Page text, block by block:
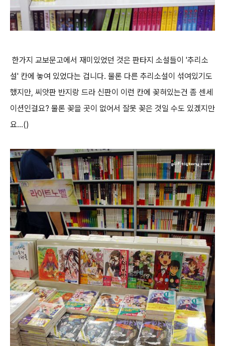
한가지 교보문고에서 재미있었던 것은 판타지 소설들이 '추리소
설' 칸에 놓여 있었다는 겁니다. 물론 다른 추리소설이 섞여있기도
했지만, 씨앗판 반지랑 드라 신판이 이런 칸에 꽂혀있는건 좀 센세
이션인걸요? 물론 꽂을 곳이 없어서 잘못 꽂은 것일 수도 있겠지만
요...()